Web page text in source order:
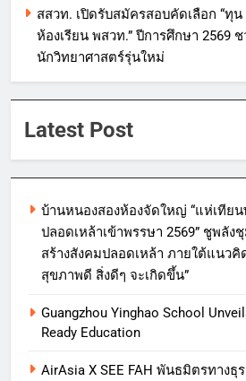
สสวท. เปิดรับสมัครสอบคัดเลือก “ทุน
ห้องเรียน พสวท.” ปีการศึกษา 2569
นักวิทยาศาสตร์รุ่นใหม่
Latest Post
บ้านหนองสองห้องจัดใหญ่ “แห่เทียน
ปลอดเหล้าเข้าพรรษา 2569” ชูพลั
สร้างสังคมปลอดเหล้า ภายใต้แนวคิ
สุขภาพดี สิ่งดีๆ จะเกิดขึ้น”
Guangzhou Yinghao School
Ready Education
AirAsia X SEE FAH พันธมิตรทางธุ